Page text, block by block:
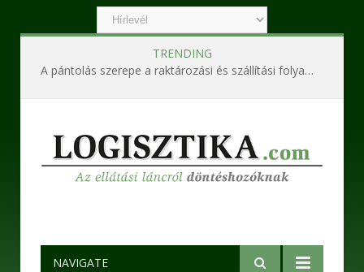
TRENDING
A pántolás szerepe a raktározási és szállítási folyamatokban
NAVIGATE